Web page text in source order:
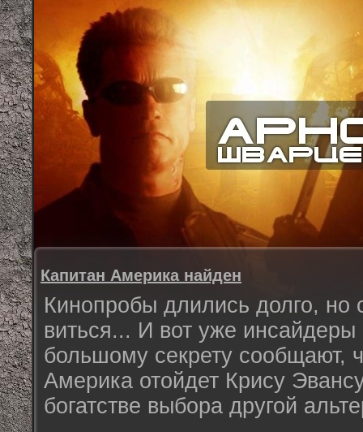
Капитан Америка найден
Кинопробы длились долго, но
виться... И вот уже
большому секрету сообщают,
Америка отойдет Крису
богатстве выбора другой